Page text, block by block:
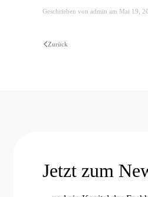
Geschrieben von admin am Mai 19,
Zurück
Jetzt zum